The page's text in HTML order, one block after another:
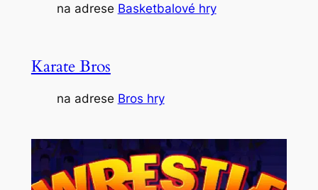
na adrese Basketbalové hry
Karate Bros
na adrese Bros hry